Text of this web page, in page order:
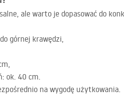
ale warto je dopasować do
górnej krawędzi,
ok. 40 cm.
na wygodę użytkowania.